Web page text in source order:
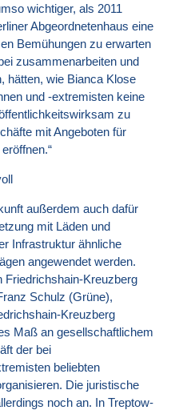
wichtiger, als 2011
Abgeordnetenhaus eine
Bemühungen zu erwarten
zusammenarbeiten und
hätten, wie Bianca Klose
und -extremisten keine
zu
mit Angeboten für
außerdem auch dafür
mit Läden und
Infrastruktur ähnliche
angewendet werden.
Friedrichshain-Kreuzberg
Schulz (Grüne),
Kreuzberg
Maß an gesellschaftlichem
der bei
beliebten
Die juristische
noch an. In Treptow-